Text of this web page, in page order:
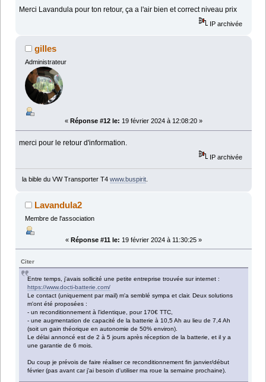
Merci Lavandula pour ton retour, ça a l'air bien et correct niveau prix
IP archivée
gilles
Administrateur
« Réponse #12 le: 19 février 2024 à 12:08:20 »
merci pour le retour d'information.
IP archivée
la bible du VW Transporter T4 www.buspirit.
Lavandula2
Membre de l'association
« Réponse #11 le: 19 février 2024 à 11:30:25 »
Citer
Entre temps, j'avais sollicité une petite entreprise trouvée sur internet :
https://www.docti-batterie.com/
Le contact (uniquement par mail) m'a semblé sympa et clair. Deux solutions
m'ont été proposées :
- un reconditionnement à l'identique, pour 170€ TTC,
- une augmentation de capacité de la batterie à 10,5 Ah au lieu de 7,4 Ah
(soit un gain théorique en autonomie de 50% environ).
Le délai annoncé est de 2 à 5 jours après réception de la batterie, et il y a
une garantie de 6 mois.
Du coup je prévois de faire réaliser ce reconditionnement fin janvier/début
février (pas avant car j'ai besoin d'utiliser ma roue la semaine prochaine).